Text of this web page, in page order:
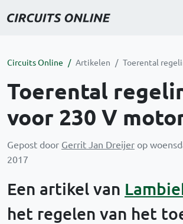
Circuits Online Artikelen Toerental
Toerental
voor 230 V
Gepost door Gerrit Jan Dreijer op
2017
Een artikel van
het regelen van het